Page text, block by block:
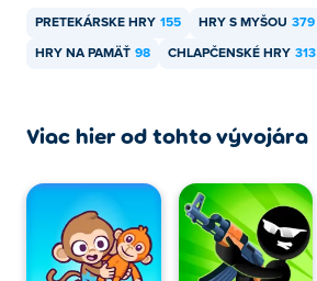
PRETEKÁRSKE HRY 155 HRY S MYŠOU 379
HRY NA PAMÄŤ 98 CHLAPČENSKÉ HRY 313
Viac hier od tohto vývojára